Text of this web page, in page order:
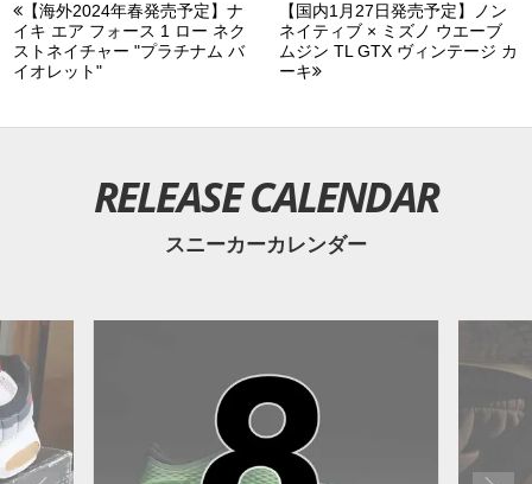
【海外2024年春発売予定】ナ
イキ エア フォース 1 ロー ネク
ストネイチャー "プラチナム バ
イオレット"
【国内1月27日発売予定】ノン
ネイティブ × ミズノ ウエーブ
ムジン TL GTX ヴィンテージ カ
ーキ
RELEASE CALENDAR
スニーカーカレンダー